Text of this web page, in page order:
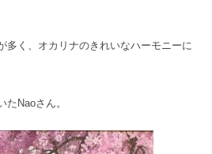
く、 オカリナのきれいなハーモニーに
Naoさん。